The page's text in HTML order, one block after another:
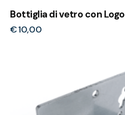
Bottiglia di vetro con Logo
€10,00